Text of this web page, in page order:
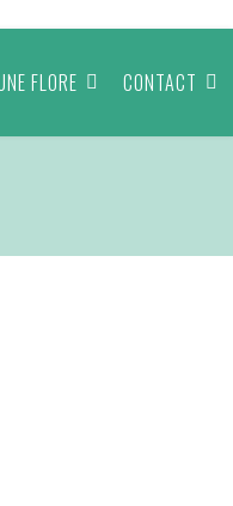
FLORE CONTACT